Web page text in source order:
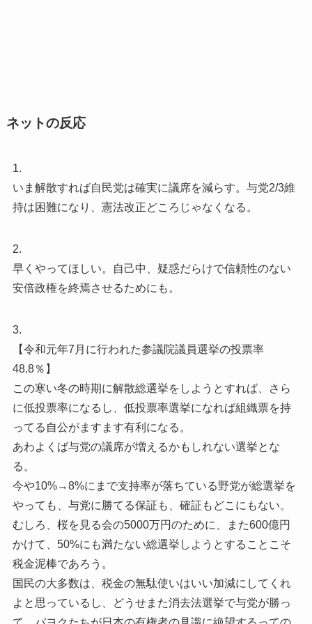
ネットの反応
1.
いま解散すれば自民党は確実に議席を減らす。与党2/3維
持は困難になり、憲法改正どころじゃなくなる。
2.
早くやってほしい。自己中、疑惑だらけで信頼性のない
安倍政権を終焉させるためにも。
3.
【令和元年7月に行われた参議院議員選挙の投票率
48.8％】
この寒い冬の時期に解散総選挙をしようとすれば、さら
に低投票率になるし、低投票率選挙になれば組織票を持
ってる自公がますます有利になる。
あわよくば与党の議席が増えるかもしれない選挙とな
る。
今や10%→8%にまで支持率が落ちている野党が総選挙を
やっても、与党に勝てる保証も、確証もどこにもない。
むしろ、桜を見る会の5000万円のために、また600億円
かけて、50%にも満たない総選挙しようとすることこそ
税金泥棒であろう。
国民の大多数は、税金の無駄使いはいい加減にしてくれ
よと思っているし、どうせまた消去法選挙で与党が勝っ